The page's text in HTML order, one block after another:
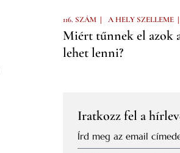
116. SZÁM | A HELY SZELLEME |
Miért tűnnek el azok
lehet lenni?
Iratkozz fel a